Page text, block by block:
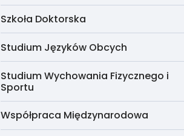
Szkoła Doktorska
Studium Języków Obcych
Studium Wychowania Fizycznego i
Sportu
Współpraca Międzynarodowa